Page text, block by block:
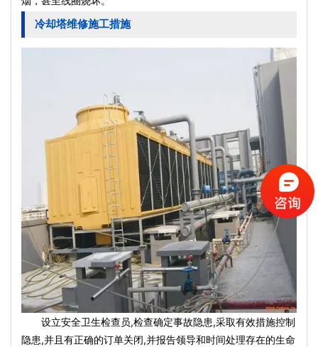
冷却塔维修施工措施
设立安全卫生检查员,检查确定事故隐患,采取有效措施控制
隐患,并且有正确的订单关闭,并报告领导和时间处理存在的生命